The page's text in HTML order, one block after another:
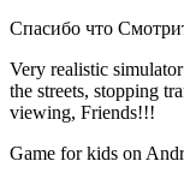
Спасибо что
Very realistic
the streets, stopping
viewing, Friends!!!
Game for kids on